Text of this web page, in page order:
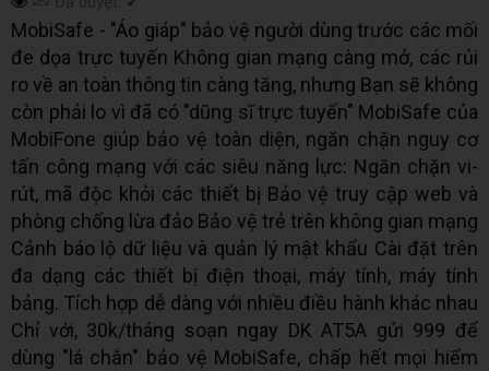
MobiSafe - "Áo giáp" bảo vệ người dùng trước các mối
đe dọa trực tuyến Không gian mạng càng mở, các rủi
ro về an toàn thông tin càng tăng, nhưng Bạn sẽ không
còn phải lo vì đã có "dũng sĩ trực tuyến" MobiSafe của
MobiFone giúp bảo vệ toàn diện, ngăn chặn nguy cơ
tấn công mạng với các siêu năng lực: Ngăn chặn vi-
rút, mã độc khỏi các thiết bị Bảo vệ truy cập web và
phòng chống lừa đảo Bảo vệ trẻ trên không gian mạng
Cảnh báo lộ dữ liệu và quản lý mật khẩu Cài đặt trên
đa dạng các thiết bị điện thoại, máy tính, máy tính
bảng. Tích hợp dễ dàng với nhiều điều hành khác nhau
Chỉ với, 30k/tháng soạn ngay DK AT5A gửi 999 để
dùng "lá chắn" bảo vệ MobiSafe, chấp hết mọi hiểm